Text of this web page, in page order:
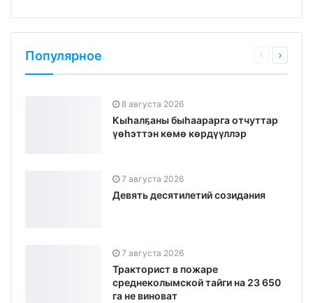
Популярное
8 августа 2026
Кыһалҕаны быһаарарга отчуттар
үөһэттэн көмө көрдүүллэр
7 августа 2026
Девять десятилетий созидания
7 августа 2026
Тракторист в пожаре
среднеколымской тайги на 23 650
га не виноват